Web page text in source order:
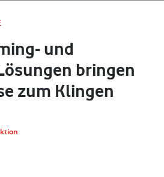
und
bringen
zum Klingen